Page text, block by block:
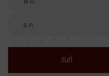
ธ.ค.
วันที่